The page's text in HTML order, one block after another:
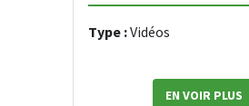
Type :Vidéos
EN VOIR PLUS